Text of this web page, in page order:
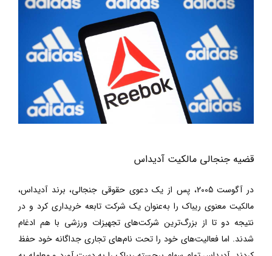
قضیه جنجالی مالکیت آدیداس
در آگوست 2005، پس از یک دعوی حقوقی جنجالی، برند آدیداس،
مالکیت معنوی ریباک را به‌عنوان یک شرکت تابعه خریداری کرد و در
نتیجه دو تا از بزرگ‌ترین شرکت‌های تجهیزات ورزشی با هم ادغام
شدند. اما فعالیت‌های خود را تحت نام‌های تجاری جداگانه خود حفظ